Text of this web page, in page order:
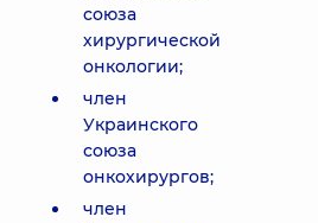
союза
хирургической
онкологии;
член
Украинского
союза
онкохирургов;
член